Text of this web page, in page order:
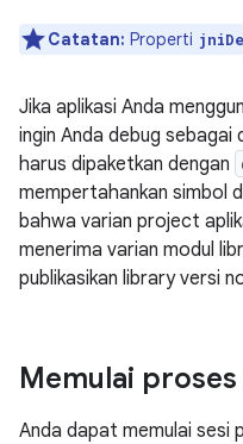
Catatan: Properti
Jika aplikasi Anda
ingin Anda debug
harus dipaketkan dengan
mempertahankan simbol
bahwa varian project
menerima varian modul
publikasikan library versi
Memulai
Anda dapat memulai sesi